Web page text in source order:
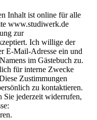
online für alle